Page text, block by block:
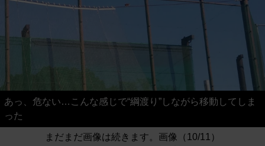
あっ、危ない…こんな感じで“綱渡り”しながら移動してしま
った
まだまだ画像は続きます。画像（10/11）